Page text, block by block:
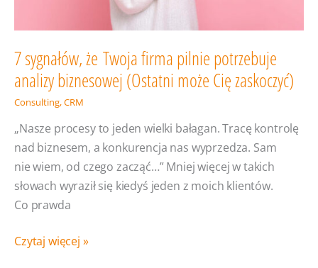
7 sygnałów, że Twoja firma pilnie potrzebuje
analizy biznesowej (Ostatni może Cię zaskoczyć)
Consulting,CRM
„Nasze procesy to jeden wielki bałagan. Tracę kontrolę
nad biznesem, a konkurencja nas wyprzedza. Sam
nie wiem, od czego zacząć…” Mniej więcej w takich
słowach wyraził się kiedyś jeden z moich klientów.
Co prawda
7
Czytaj więcej »